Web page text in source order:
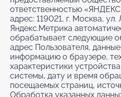
ответственностью
адрес: 119021, г. Москва, ул.
Яндекс.Метрика
обрабатывает следующие
адрес Пользователя,
информацию о браузере,
характеристики
системы, дату и время
посещаемых страниц,
Обработка указанных